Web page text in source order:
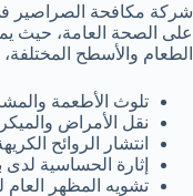
شركة مكافحة الصراصير
على الصحة العامة، حيث
الطعام والأسطح
تلوث الأطعمة
نقل الأمراض
انتشار الروائح
إثارة الحساسية
تشويه المظهر العام